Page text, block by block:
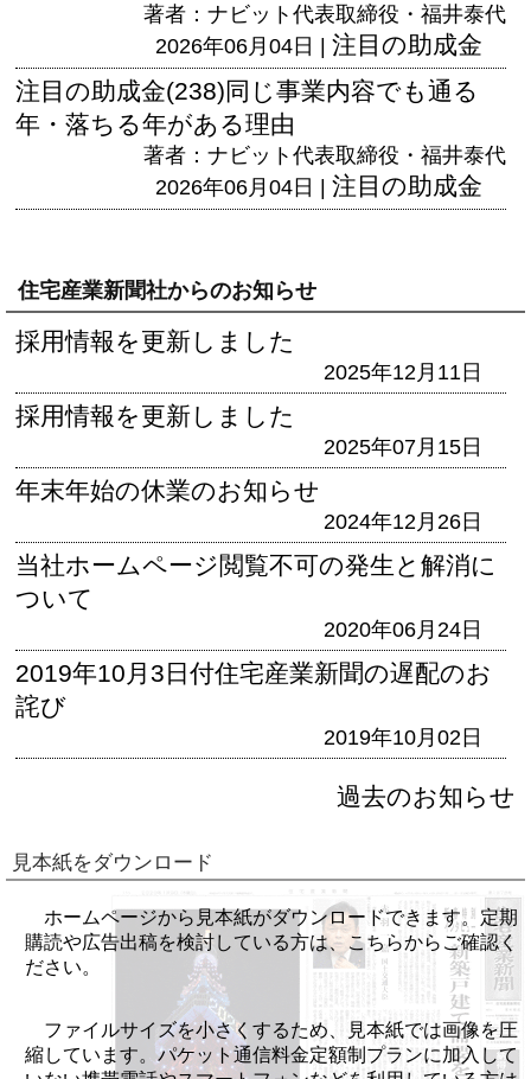
著者：ナビット代表取締役・福井泰代
2026年06月04日 | 注目の助成金
注目の助成金(238)同じ事業内容でも通る
年・落ちる年がある理由
著者：ナビット代表取締役・福井泰代
2026年06月04日 | 注目の助成金
住宅産業新聞社からのお知らせ
採用情報を更新しました
2025年12月11日
採用情報を更新しました
2025年07月15日
年末年始の休業のお知らせ
2024年12月26日
当社ホームページ閲覧不可の発生と解消に
ついて
2020年06月24日
2019年10月3日付住宅産業新聞の遅配のお
詫び
2019年10月02日
過去のお知らせ
見本紙をダウンロード
ホームページから見本紙がダウンロードできます。定期
購読や広告出稿を検討している方は、こちらからご確認く
ださい。
ファイルサイズを小さくするため、見本紙では画像を圧
縮しています。パケット通信料金定額制プランに加入して